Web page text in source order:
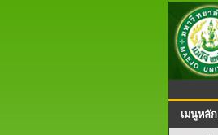
เมนูหลัก